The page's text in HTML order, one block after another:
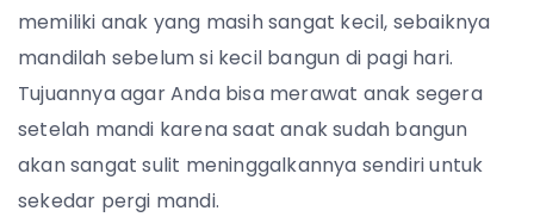
memiliki anak yang masih sangat kecil, sebaiknya
mandilah sebelum si kecil bangun di pagi hari.
Tujuannya agar Anda bisa merawat anak segera
setelah mandi karena saat anak sudah bangun
akan sangat sulit meninggalkannya sendiri untuk
sekedar pergi mandi.